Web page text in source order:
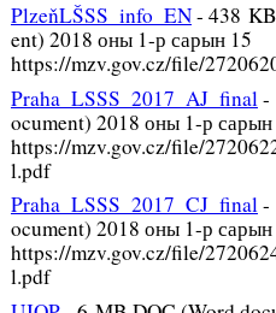
PlzeňLŠSS_info_EN- 438
ent) 2018 оны 1-р сарын 15
https://mzv.gov.cz/file/
Praha_LSSS_2017_AJ_final-
ocument) 2018 оны 1-р сарын
https://mzv.gov.cz/file/
l.pdf
Praha_LSSS_2017_CJ_final-
ocument) 2018 оны 1-р сарын
https://mzv.gov.cz/file/
l.pdf